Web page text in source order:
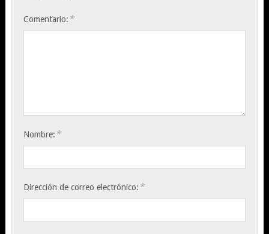
Comentario: *
Nombre: *
Dirección de correo electrónico: *